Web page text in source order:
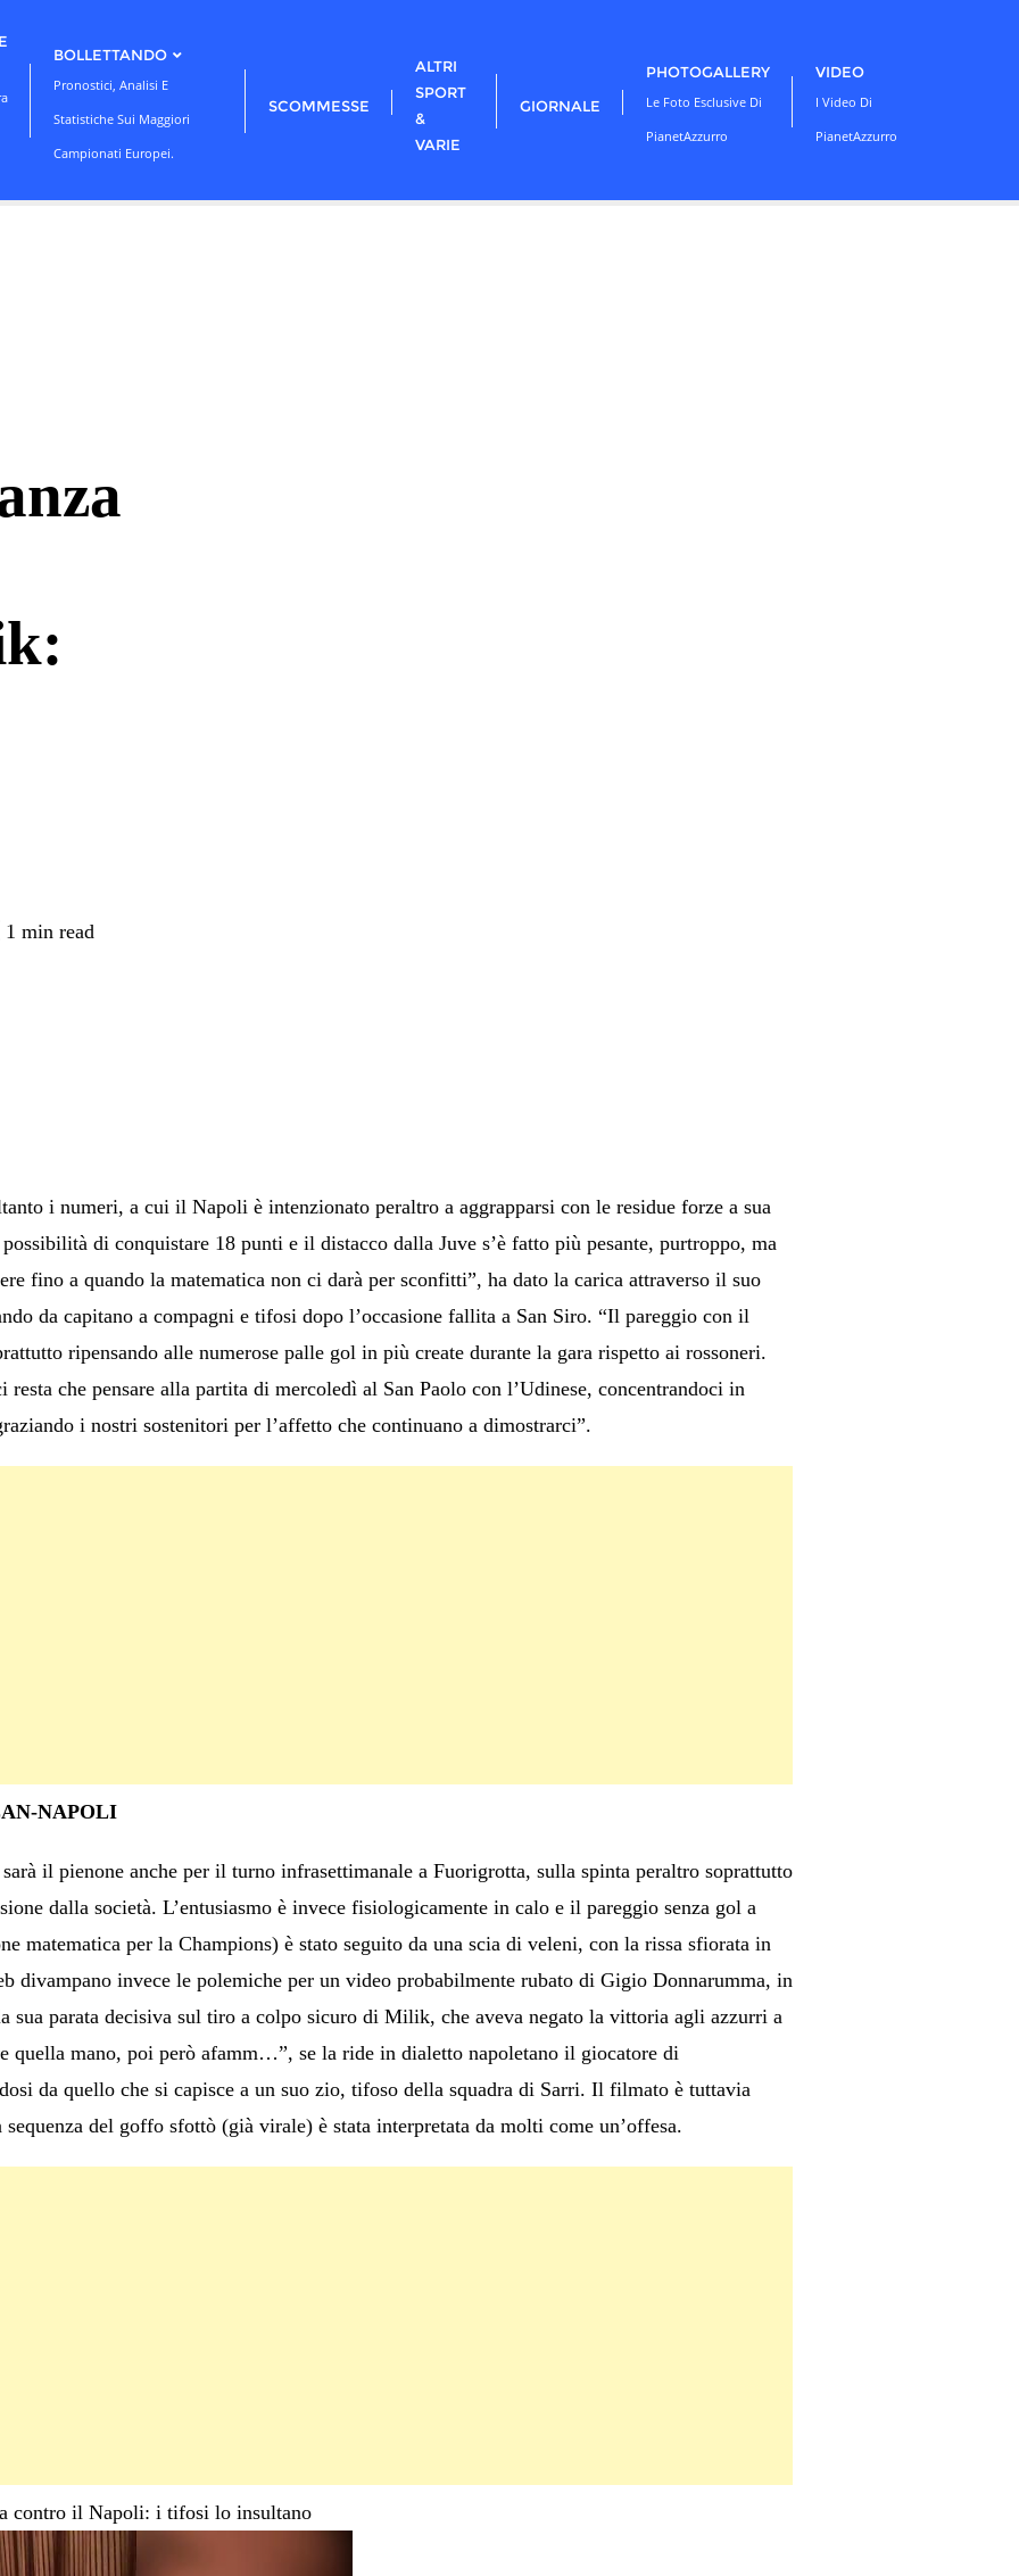
BOLLETTANDO
Pronostici, Analisi E
Statistiche Sui Maggiori
Campionati Europei.
SCOMMESSE
ALTRI
SPORT
&
VARIE
GIORNALE
PHOTOGALLERY
Le Foto Esclusive Di
PianetAzzurro
VIDEO
I Video Di
PianetAzzurro
1 min read
i numeri, a cui il Napoli è intenzionato peraltro a aggrapparsi con le residue forze a sua
di conquistare 18 punti e il distacco dalla Juve s’è fatto più pesante, purtroppo, ma
fino a quando la matematica non ci darà per sconfitti”, ha dato la carica attraverso il suo
da capitano a compagni e tifosi dopo l’occasione fallita a San Siro. “Il pareggio con il
ripensando alle numerose palle gol in più create durante la gara rispetto ai rossoneri.
che pensare alla partita di mercoledì al San Paolo con l’Udinese, concentrandoci in
i nostri sostenitori per l’affetto che continuano a dimostrarci”.
NAPOLI
il pienone anche per il turno infrasettimanale a Fuorigrotta, sulla spinta peraltro soprattutto
dalla società. L’entusiasmo è invece fisiologicamente in calo e il pareggio senza gol a
matematica per la Champions) è stato seguito da una scia di veleni, con la rissa sfiorata in
divampano invece le polemiche per un video probabilmente rubato di Gigio Donnarumma, in
sua parata decisiva sul tiro a colpo sicuro di Milik, che aveva negato la vittoria agli azzurri a
quella mano, poi però afamm…”, se la ride in dialetto napoletano il giocatore di
da quello che si capisce a un suo zio, tifoso della squadra di Sarri. Il filmato è tuttavia
del goffo sfottò (già virale) è stata interpretata da molti come un’offesa.
contro il Napoli: i tifosi lo insultano